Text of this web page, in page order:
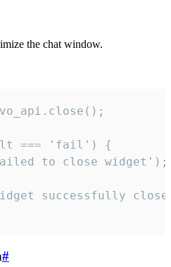
the chat window.
=== 'fail') {
to close widget');
successfully
#